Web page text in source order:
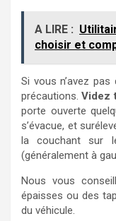
A LIRE :
choisir et
Si vous n’avez pas
précautions.Videz
porte ouverte
s’évacue, et
la couchant sur
(généralement à
Nous vous
épaisses ou des
du véhicule.